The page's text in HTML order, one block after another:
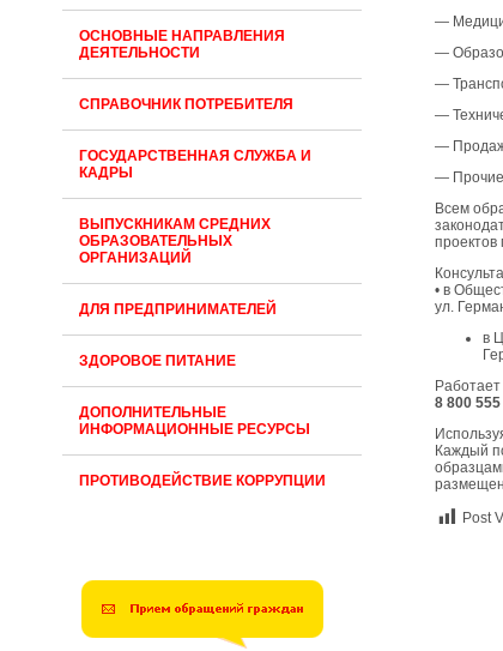
ОСНОВНЫЕ НАПРАВЛЕНИЯ
ДЕЯТЕЛЬНОСТИ
СПРАВОЧНИК ПОТРЕБИТЕЛЯ
ГОСУДАРСТВЕННАЯ СЛУЖБА И
КАДРЫ
ВЫПУСКНИКАМ СРЕДНИХ
ОБРАЗОВАТЕЛЬНЫХ
ОРГАНИЗАЦИЙ
ДЛЯ ПРЕДПРИНИМАТЕЛЕЙ
ЗДОРОВОЕ ПИТАНИЕ
ДОПОЛНИТЕЛЬНЫЕ
ИНФОРМАЦИОННЫЕ РЕСУРСЫ
ПРОТИВОДЕЙСТВИЕ КОРРУПЦИИ
—
—
—
—
—
—
Всем
проектов
• в
ул.
в
8 800
Каждый
Post